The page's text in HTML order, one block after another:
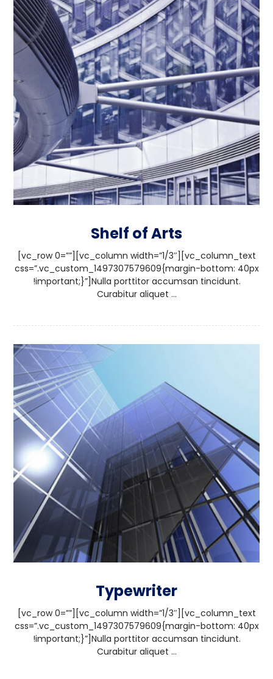
Shelf of Arts
[vc_row 0=””][vc_column width=”1/3″][vc_column_text
css=”.vc_custom_1497307579609{margin-bottom: 40px
!important;}”]Nulla porttitor accumsan tincidunt.
Curabitur aliquet ...
Typewriter
[vc_row 0=””][vc_column width=”1/3″][vc_column_text
css=”.vc_custom_1497307579609{margin-bottom: 40px
!important;}”]Nulla porttitor accumsan tincidunt.
Curabitur aliquet ...